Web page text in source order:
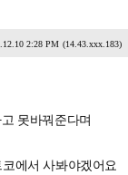
2:28 PM (14.43.xxx.183)
못바꿔준다며
에서 사봐야겠어요